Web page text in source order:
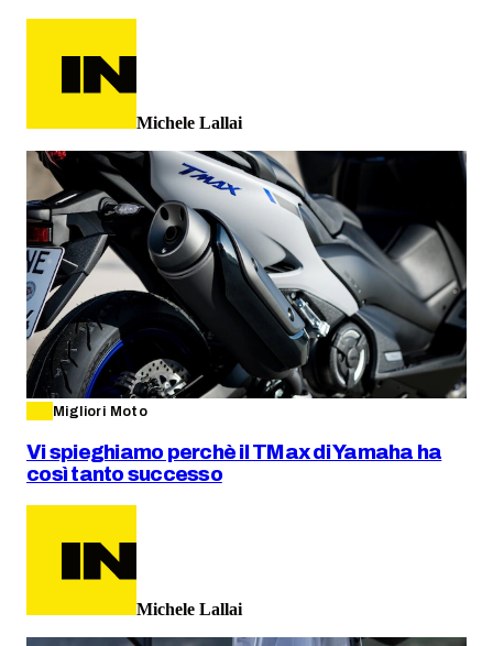
Michele Lallai
Migliori Moto
Vi spieghiamo perchè il TMax di Yamaha ha
così tanto successo
Michele Lallai